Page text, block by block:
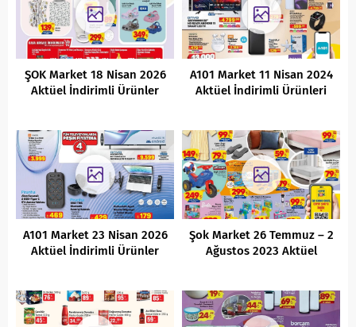
ŞOK Market 18 Nisan 2026
Aktüel İndirimli Ürünler
A101 Market 11 Nisan 2024
Aktüel İndirimli Ürünleri
A101 Market 23 Nisan 2026
Aktüel İndirimli Ürünler
Şok Market 26 Temmuz – 2
Ağustos 2023 Aktüel